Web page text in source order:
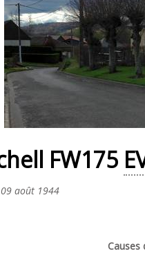
FW175
09 août 1944
Causes